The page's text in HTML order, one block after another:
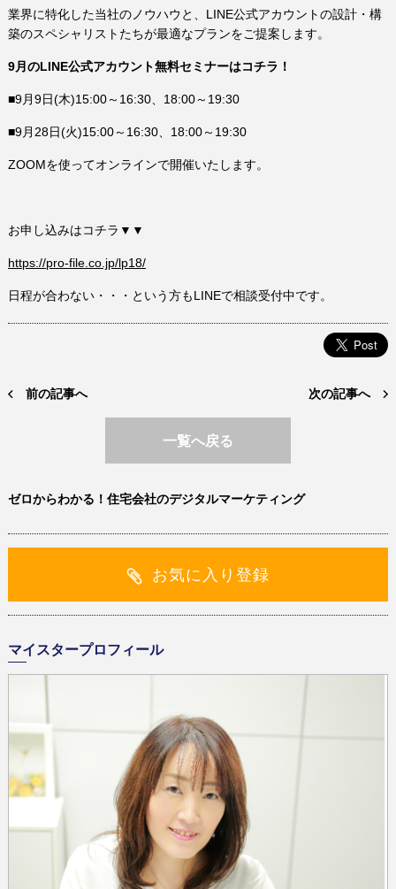
業界に特化した当社のノウハウと、LINE公式アカウントの設計・構
築のスペシャリストたちが最適なプランをご提案します。
9月のLINE公式アカウント無料セミナーはコチラ！
■9月9日(木)15:00～16:30、18:00～19:30
■9月28日(火)15:00～16:30、18:00～19:30
ZOOMを使ってオンラインで開催いたします。
お申し込みはコチラ▼▼
https://pro-file.co.jp/lp18/
日程が合わない・・・という方もLINEで相談受付中です。
前の記事へ 次の記事へ
一覧へ戻る
ゼロからわかる！住宅会社のデジタルマーケティング
お気に入り登録
マイスタープロフィール